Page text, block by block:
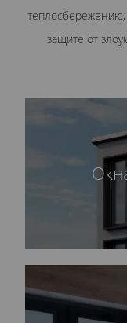
теплосбережению,
защите от